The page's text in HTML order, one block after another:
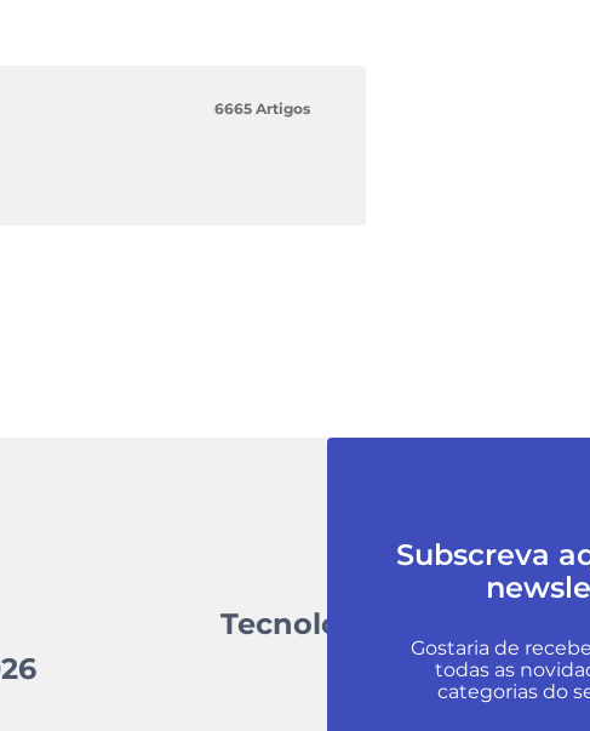
6665 Artigos
Tecnologia
Subscreva
Gostaria de
todas as
categorias do